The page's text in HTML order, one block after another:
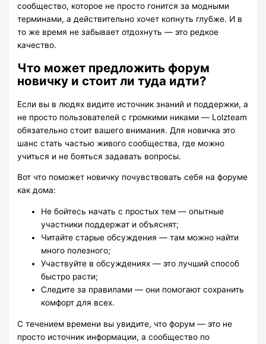
сообщество, которое не просто гонится за модными
терминами, а действительно хочет копнуть глубже. И в
то же время не забывает отдохнуть — это редкое
качество.
Что может предложить форум
новичку и стоит ли туда идти?
Если вы в людях видите источник знаний и поддержки, а
не просто пользователей с громкими никами — Lolzteam
обязательно стоит вашего внимания. Для новичка это
шанс стать частью живого сообщества, где можно
учиться и не бояться задавать вопросы.
Вот что поможет новичку почувствовать себя на форуме
как дома:
Не бойтесь начать с простых тем — опытные
участники поддержат и объяснят;
Читайте старые обсуждения — там можно найти
много полезного;
Участвуйте в обсуждениях — это лучший способ
быстро расти;
Следите за правилами — они помогают сохранить
комфорт для всех.
С течением времени вы увидите, что форум — это не
просто источник информации, а сообщество по